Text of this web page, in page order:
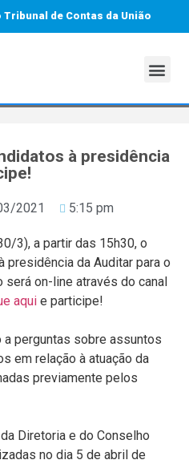
de Contas da União
à presidência
2021 5:15 pm
3), a partir das 15h30, o
presidência da Auditar para o
on-line através do canal
aqui e participe!
perguntas sobre assuntos
em relação à atuação da
previamente pelos
Diretoria e do Conselho
no dia 5 de abril de